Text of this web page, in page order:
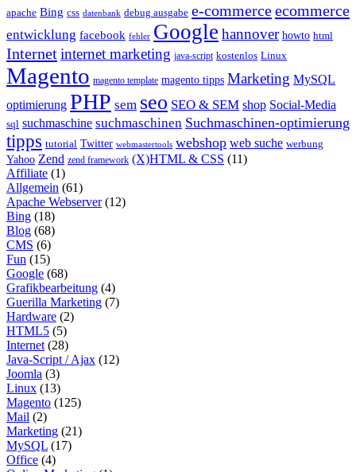
apache Bing css datenbank debug ausgabe e-commerceecommerce
entwicklung facebook fehler Google hannover howto html
Internetinternet marketing java-script kostenlos Linux
Magento magento template magento tipps Marketing MySQL
optimierung PHP sem seo SEO & SEM shop Social-Media
sql suchmaschine suchmaschinen Suchmaschinen-optimierung
tipps tutorial Twitter webmastertools webshop web suche werbung
Yahoo Zend zend framework (X)HTML & CSS (11)
Affiliate (1)
Allgemein (61)
Apache Webserver(12)
Bing (18)
Blog (68)
CMS (6)
Fun (15)
Google (68)
Grafikbearbeitung (4)
Guerilla Marketing (7)
Hardware (2)
HTML5 (5)
Internet (28)
Java-Script / Ajax (12)
Joomla (3)
Linux (13)
Magento (125)
Mail (2)
Marketing (21)
MySQL (17)
Office (4)